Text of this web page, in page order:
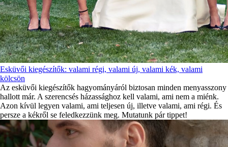
Esküvői kiegészítők: valami régi, valami új, valami kék, valami
kölcsön
Az esküvői kiegészítők hagyományáról biztosan minden menyasszony
hallott már. A szerencsés házassághoz kell valami, ami nem a miénk.
Azon kívül legyen valami, ami teljesen új, illetve valami, ami régi. És
persze a kékről se feledkezzünk meg. Mutatunk pár tippet!